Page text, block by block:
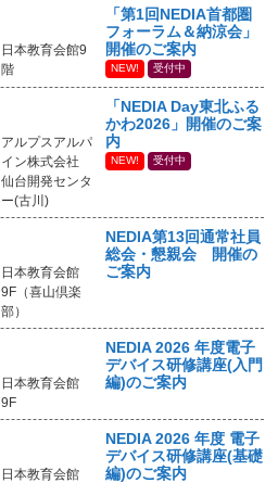
日本教育会館9
階
「第1回NEDIA首都圏
フォーラム＆納涼会」
開催のご案内
NEW! 受付中
アルプスアルパ
イン株式会社
仙台開発センタ
ー(古川)
「NEDIA Day東北ふる
かわ2026」開催のご案
内
NEW! 受付中
日本教育会館
9F（喜山倶楽
部）
NEDIA第13回通常社員
総会・懇親会 開催の
ご案内
日本教育会館
9F
NEDIA 2026 年度電子
デバイス研修講座(入門
編)のご案内
日本教育会館
NEDIA 2026 年度 電子
デバイス研修講座(基礎
編)のご案内